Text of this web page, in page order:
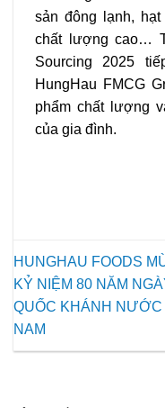
sản đông lạnh,
chất lượng cao…
Sourcing 2025
HungHau FMCG
phẩm chất lượng
của gia đình.
HUNGHAU FOODS
KỶ NIỆM 80 NĂM
QUỐC KHÁNH NƯỚC
NAM